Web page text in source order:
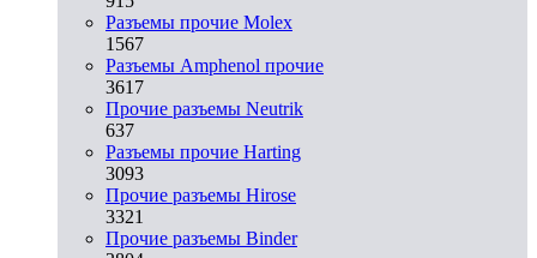
Разъемы прочие Molex
1567
Разъемы Amphenol прочие
3617
Прочие разъемы Neutrik
637
Разъемы прочие Harting
3093
Прочие разъемы Hirose
3321
Прочие разъемы Binder